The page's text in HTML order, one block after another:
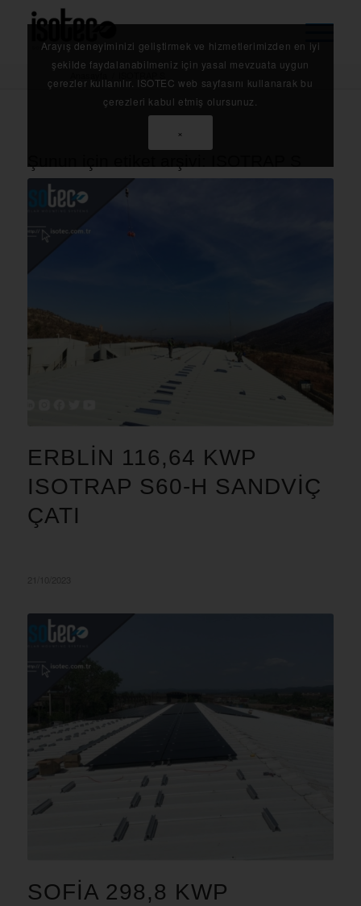
Anasayfa
ERBLIN 116,64 KWP
ISOTRAP S60-H SANDVIÇ
ÇATI
SOFIA 298,8 KWP
Arayış deneyiminizi geliştirmek ve hizmetlerimizden en iyi
şekilde faydalanabilmeniz için yasal mevzuata uygun
çerezler kullanılır. ISOTEC web sayfasını kullanarak bu
çerezleri kabul etmiş olursunuz.
×